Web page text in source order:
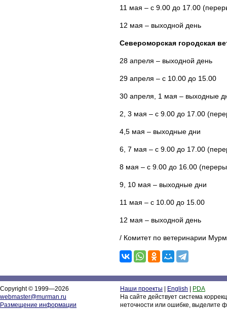
11 мая – с 9.00 до 17.00
12 мая – выходной день
Североморская городская
28 апреля – выходной день
29 апреля – с 10.00 до 15.00
30 апреля, 1 мая – выходные
2, 3 мая – с 9.00 до 17.00
4,5 мая – выходные дни
6, 7 мая – с 9.00 до 17.00
8 мая – с 9.00 до 16.00
9, 10 мая – выходные дни
11 мая – с 10.00 до 15.00
12 мая – выходной день
/ Комитет по ветеринарии
Copyright © 1999—2026
webmaster@murman.ru
Размещение информации
Наши проекты English
PDA
На сайте действует система
неточности или ошибке, выделите